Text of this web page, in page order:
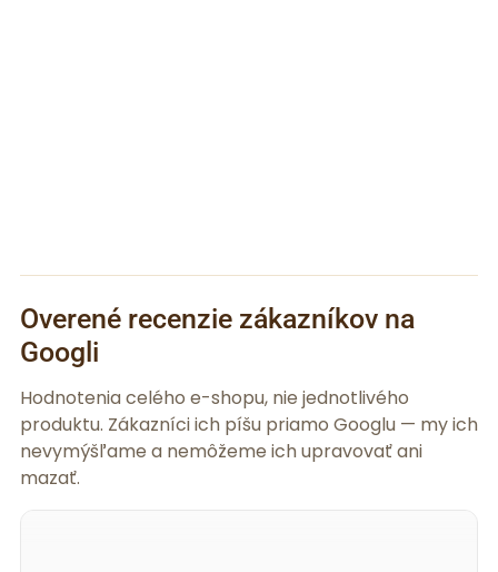
Overené recenzie zákazníkov na
Googli
Hodnotenia celého e-shopu, nie jednotlivého
produktu. Zákazníci ich píšu priamo Googlu — my ich
nevymýšľame a nemôžeme ich upravovať ani
mazať.